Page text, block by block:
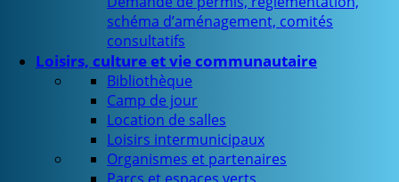
schéma d’aménagement, comités
consultatifs
Loisirs, culture et vie communautaire
Bibliothèque
Camp de jour
Location de salles
Loisirs intermunicipaux
Organismes et partenaires